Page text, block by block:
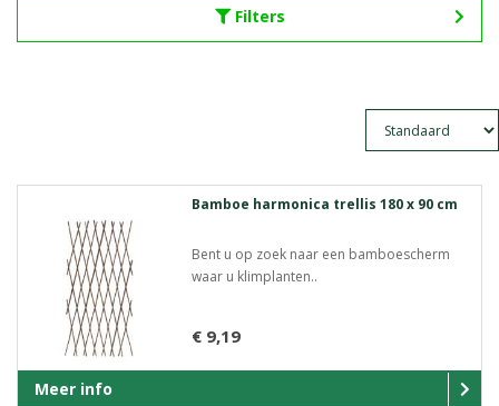
Filters
Bamboe harmonica trellis 180 x 90 cm
Bent u op zoek naar een bamboescherm
waar u klimplanten..
€ 9,19
Meer info